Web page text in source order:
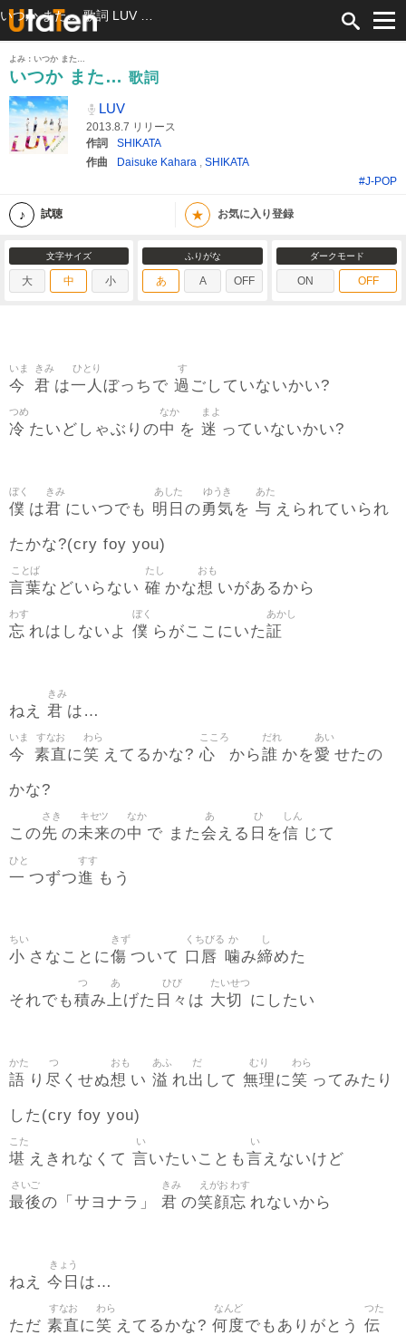
よみ：いつか また…
いつか また… 歌詞
LUV
2013.8.7 リリース
作詞
SHIKATA
作曲
Daisuke Kahara , SHIKATA
#J-POP
試聴 ★ お気に入り登録
文字サイズ
大 中 小
ふりがな
あ A OFF
ダークモード
ON OFF
今
いま
君
きみ
は一人
ひとり
ぼっちで 過
す
ごしていないかい?
冷
つめ
たいどしゃぶりの中
なか
を 迷
まよ
っていないかい?
僕
ぼく
は君
きみ
にいつでも 明日
あした
の勇気
ゆうき
を 与
あた
えられていられ
たかな?(cry foy you)
言葉
ことば
などいらない 確
たし
かな想
おも
いがあるから
忘
わす
れはしないよ 僕
ぼく
らがここにいた証
あかし
ねえ 君
きみ
は…
今
いま
素直
すなお
に笑
わら
えてるかな? 心
こころ
から誰
だれ
かを愛
あい
せたの
かな?
この先
さき
の未来
キセツ
の中
なか
で また会
あ
える 日
ひ
を信
しん
じて
一
ひと
つずつ進
すす
もう
小
ちい
さなことに傷
きず
ついて 口唇
くちびる
噛
か
み締
し
めた
それでも積
つ
み上
あ
げた 日々
ひび
は 大切
たいせつ
にしたい
語
かた
り 尽
つ
くせぬ想
おも
い 溢
あふ
れ出
だ
して 無理
むり
に笑
わら
ってみたり
した(cry foy you)
堪
こた
えきれなくて 言
い
いたいことも言
い
えないけど
最後
さいご
の「サヨナラ」 君
きみ
の笑顔
えがお
忘
わす
れないから
ねえ 今日
きょう
は…
ただ 素直
すなお
に笑
わら
えてるかな? 何度
なんど
でもありがとう 伝
つた